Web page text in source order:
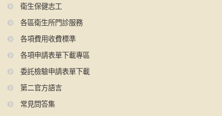
衛生保健志工
各區衛生所門診服務
各項費用收費標準
各項申請表單下載專區
委託檢驗申請表單下載
第二官方語言
常見問答集